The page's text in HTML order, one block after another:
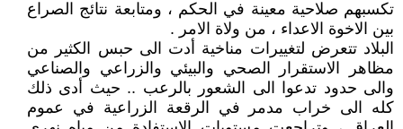
تكسبهم صلاحية معينة في الحكم ، ومتابعة نتائج الصراع
بين الاخوة الاعداء ، من ولاة الامر .
البلاد تتعرض لتغييرات مناخية أدت الى حبس الكثير من
مظاهر الاستقرار الصحي والبيئي والزراعي والصناعي
والى حدود تدعوا الى الشعور بالرعب .. حيث أدى ذلك
كله الى خراب مدمر في الرقعة الزراعية في عموم